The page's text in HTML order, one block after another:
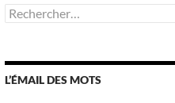
Rechercher :
L’ÉMAIL DES MOTS